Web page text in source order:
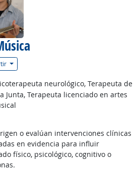
de la carrera
neurológico, Terapeuta de
Junta, Terapeuta licenciado en artes
o evalúan intervenciones clínicas
en evidencia para influir
físico, psicológico, cognitivo o